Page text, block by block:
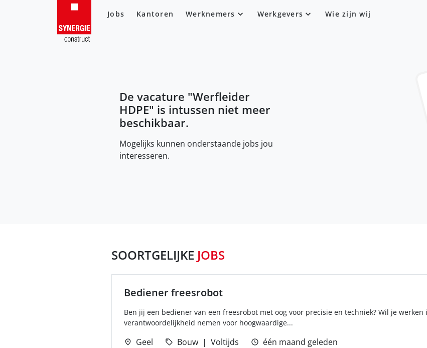
Jobs Kantoren Werknemers Werkgevers Wie zijn wij
De vacature "Werfleider
HDPE" is intussen niet meer
beschikbaar.
Mogelijks kunnen onderstaande jobs jou
interesseren.
SOORTGELIJKE JOBS
Bediener freesrobot
Ben jij een bediener van een freesrobot met oog voor precisie en techniek? Wil je
verantwoordelijkheid nemen voor hoogwaardige...
Geel Bouw Voltijds één maand geleden